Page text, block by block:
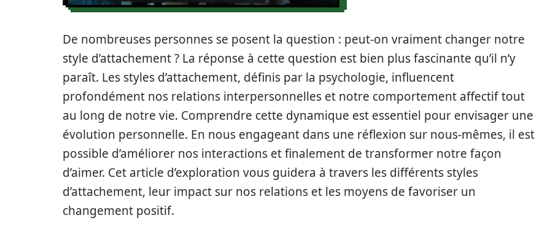
De nombreuses personnes se posent la question : peut-on vraiment changer notre
style d’attachement ? La réponse à cette question est bien plus fascinante qu’il n’y
paraît. Les styles d’attachement, définis par la psychologie, influencent
profondément nos relations interpersonnelles et notre comportement affectif tout
au long de notre vie. Comprendre cette dynamique est essentiel pour envisager une
évolution personnelle. En nous engageant dans une réflexion sur nous-mêmes, il est
possible d’améliorer nos interactions et finalement de transformer notre façon
d’aimer. Cet article d’exploration vous guidera à travers les différents styles
d’attachement, leur impact sur nos relations et les moyens de favoriser un
changement positif.